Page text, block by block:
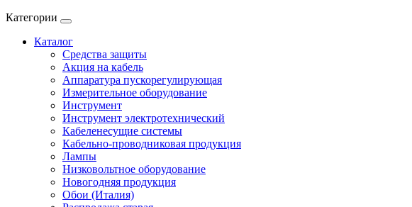
Категории
Каталог
Cредства защиты
Акция на кабель
Аппаратура пускорегулирующая
Измерительное оборудование
Инструмент
Инструмент электротехнический
Кабеленесущие системы
Кабельно-проводниковая продукция
Лампы
Низковольтное оборудование
Новогодняя продукция
Обои (Италия)